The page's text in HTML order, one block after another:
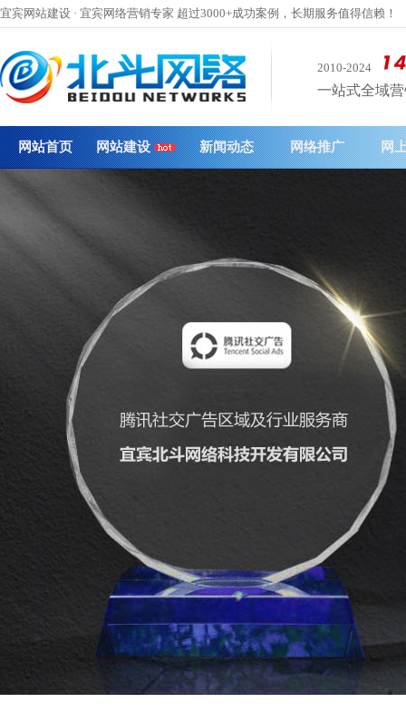
宜宾网站建设 · 宜宾网络营销专家 超过3000+成功案例，长期服务值得信赖！
2010-2024
一站式全域营
网站首页 网站建设 新闻动态 网络推广 网